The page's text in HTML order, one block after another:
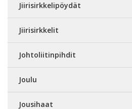
Jiirisirkkelipöydät
Jiirisirkkelit
Johtoliitinpihdit
Joulu
Jousihaat